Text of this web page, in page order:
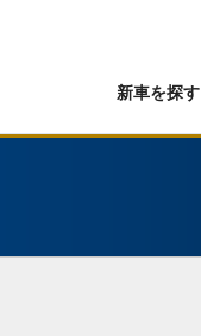
新車を探す